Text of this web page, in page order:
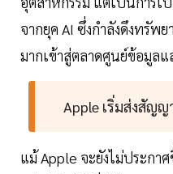
จากยุค AI ซึ่งกำลังดึงทรัพ
มากเข้าสู่ตลาดศูนย์ข้อมูล
Apple เริ่มส่งสัญ
แม้ Apple จะยังไม่ประกา